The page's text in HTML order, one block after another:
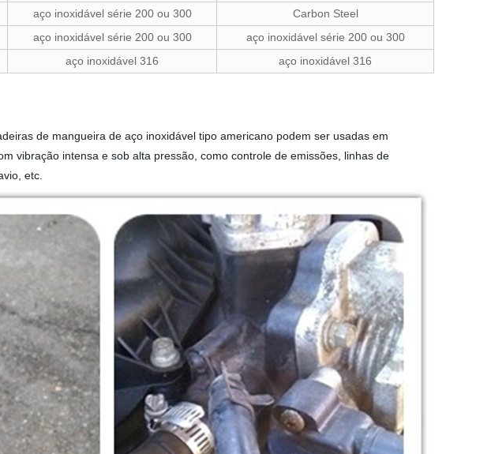
aço inoxidável série 200 ou 300
Carbon Steel
aço inoxidável série 200 ou 300
aço inoxidável série 200 ou 300
aço inoxidável 316 aço inoxidável 316
de mangueira de aço inoxidável tipo americano podem ser usadas em
vibração intensa e sob alta pressão, como controle de emissões, linhas de
etc.